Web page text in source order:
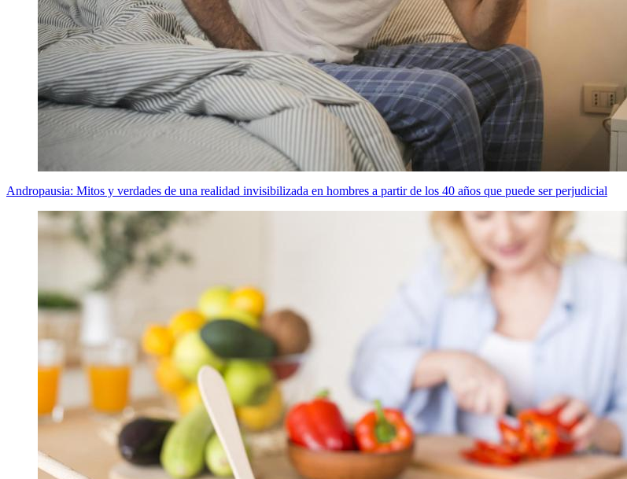
Andropausia: Mitos y verdades de una realidad invisibilizada en hombres a partir de los 40 años que puede ser perjudicial